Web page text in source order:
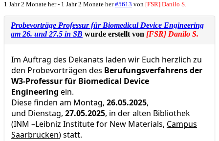
1 Jahr 2 Monate her- 1 Jahr 2 Monate her #5613 von [FSR] Danilo S.
Probevorträge Professur für Biomedical Device Engineering
am 26. und 27.5 in SB wurde erstellt von [FSR] Danilo S.
Im Auftrag des Dekanats laden wir Euch herzlich zu
den Probevorträgen des Berufungsverfahrens der
W3-Professur für Biomedical Device
Engineering ein.
Diese finden am Montag, 26.05.2025,
und Dienstag, 27.05.2025, in der alten Bibliothek
(INM –Leibniz Institute for New Materials, Campus
Saarbrücken)statt.